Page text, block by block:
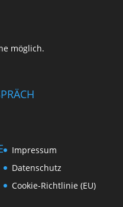
möglich.
Impressum
Datenschutz
Cookie-Richtlinie (EU)